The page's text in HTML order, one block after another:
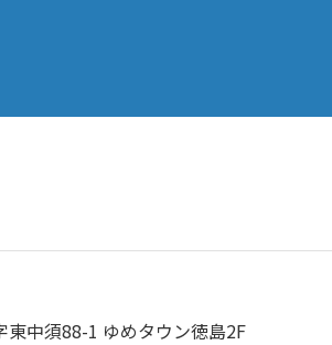
中須88-1 ゆめタウン徳島2F